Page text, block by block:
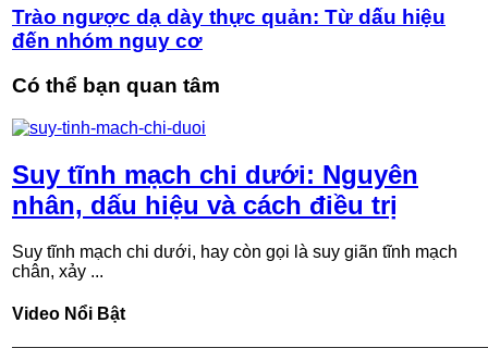
Trào ngược dạ dày thực quản: Từ dấu hiệu
đến nhóm nguy cơ
Có thể bạn quan tâm
Suy tĩnh mạch chi dưới: Nguyên
nhân, dấu hiệu và cách điều trị
Suy tĩnh mạch chi dưới, hay còn gọi là suy giãn tĩnh mạch
chân, xảy ...
Video Nổi Bật